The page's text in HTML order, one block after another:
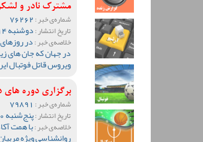
مشترک نادر و
شماره‌ی خبر :
تاریخ انتشار :دوشنبه 14 اردیبهشت ماه 1405 ساعت 10:43
خلاصه‌ی خبر :
در جهان که جان های
ویروس قاتل فوتبال
برگزاری دوره های
شماره‌ی خبر :
تاریخ انتشار :پنج‌شنبه 20 دی ماه 1403 ساعت 00:35
خلاصه‌ی خبر :با همت
روانشناسی ویژه